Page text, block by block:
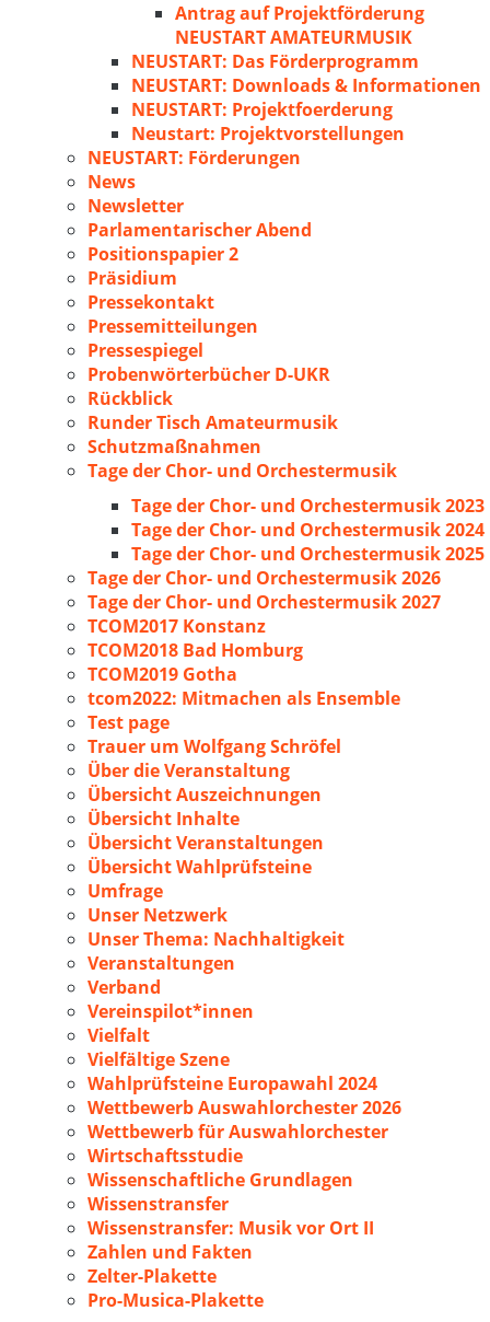
Antrag auf Projektförderung
NEUSTART AMATEURMUSIK
NEUSTART: Das Förderprogramm
NEUSTART: Downloads & Informationen
NEUSTART: Projektfoerderung
Neustart: Projektvorstellungen
NEUSTART: Förderungen
News
Newsletter
Parlamentarischer Abend
Positionspapier 2
Präsidium
Pressekontakt
Pressemitteilungen
Pressespiegel
Probenwörterbücher D-UKR
Rückblick
Runder Tisch Amateurmusik
Schutzmaßnahmen
Tage der Chor- und Orchestermusik
Tage der Chor- und Orchestermusik 2023
Tage der Chor- und Orchestermusik 2024
Tage der Chor- und Orchestermusik 2025
Tage der Chor- und Orchestermusik 2026
Tage der Chor- und Orchestermusik 2027
TCOM2017 Konstanz
TCOM2018 Bad Homburg
TCOM2019 Gotha
tcom2022: Mitmachen als Ensemble
Test page
Trauer um Wolfgang Schröfel
Über die Veranstaltung
Übersicht Auszeichnungen
Übersicht Inhalte
Übersicht Veranstaltungen
Übersicht Wahlprüfsteine
Umfrage
Unser Netzwerk
Unser Thema: Nachhaltigkeit
Veranstaltungen
Verband
Vereinspilot*innen
Vielfalt
Vielfältige Szene
Wahlprüfsteine Europawahl 2024
Wettbewerb Auswahlorchester 2026
Wettbewerb für Auswahlorchester
Wirtschaftsstudie
Wissenschaftliche Grundlagen
Wissenstransfer
Wissenstransfer: Musik vor Ort II
Zahlen und Fakten
Zelter-Plakette
Pro-Musica-Plakette